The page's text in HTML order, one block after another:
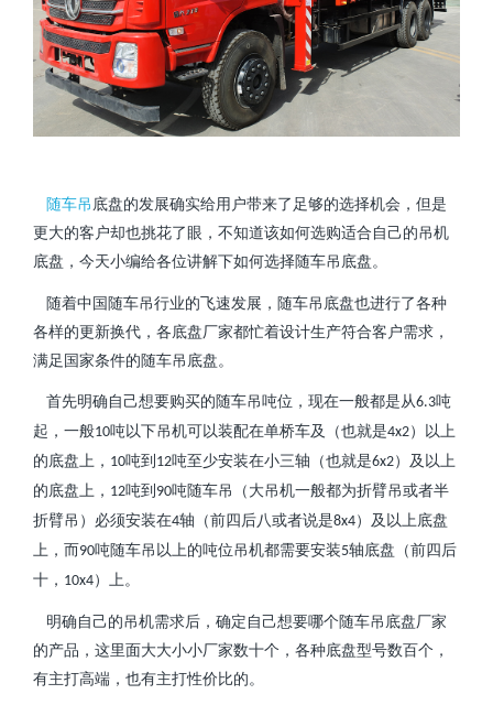
随车吊 底盘的发展确实给用户带来了足够的选择机会，但是
更大的客户却也挑花了眼，不知道该如何选购适合自己的吊机
底盘，今天小编给各位讲解下如何选择随车吊底盘。
随着中国随车吊行业的飞速发展，随车吊底盘也进行了各种
各样的更新换代，各底盘厂家都忙着设计生产符合客户需求，
满足国家条件的随车吊底盘。
首先明确自己想要购买的随车吊吨位，现在一般都是从6.3吨
起，一般10吨以下吊机可以装配在单桥车及（也就是4x2）以上
的底盘上， 10吨到 12吨至少安装在小三轴（也就是6x2）及以上
的底盘上， 12吨到 90吨随车吊（大吊机一般都为折臂吊或者半
折臂吊）必须安装在4轴（前四后八或者说是8x4）及以上底盘
上，而 90吨随车吊以上的吨位吊机都需要安装5轴底盘（前四后
十， 10x4）上。
明确自己的吊机需求后，确定自己想要哪个随车吊底盘厂家
的产品，这里面大大小小厂家数十个，各种底盘型号数百个，
有主打高端，也有主打性价比的。